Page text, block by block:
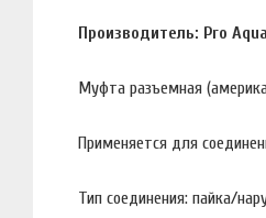
Производитель: Pro
Муфта разъемная
Применяется для
Тип соединения: пайка/